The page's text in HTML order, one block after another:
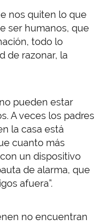
nos quiten lo que
ser humanos, que
todo lo
de razonar, la
pueden estar
A veces los padres
la casa está
cuanto más
un dispositivo
de alarma, que
afuera”.
no encuentran